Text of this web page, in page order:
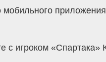
с игроком